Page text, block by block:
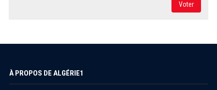
Voter
À PROPOS DE ALGÉRIE1